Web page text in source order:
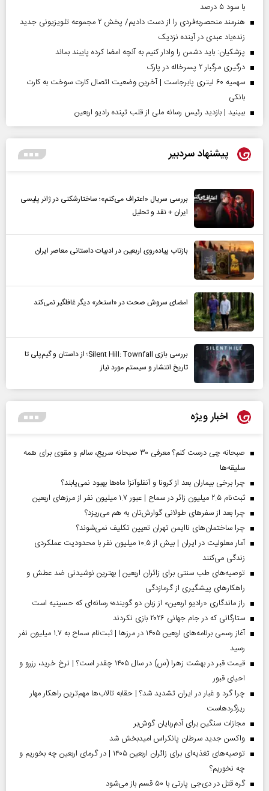
با سود ۵ درصد
هنرمند منحصر‌به‌فردی را از دست دادیم/ پخش ۲ مجموعه تلویزیونی جدید
زنده‌یاد عبدی در آینده نزدیک
پزشکیان: باید دشمن را وادار کنیم به آنچه امضا کرده پایبند بماند
درگیری مرگبار ۲ پسرخاله در پارک
سهمیه ۶۰ لیتری پابرجاست | آخرین وضعیت اتصال کارت سوخت به کارت
بانکی
ببینید | بازدید رئیس رسانه ملی از قلب تپنده رادیو اربعین
پیشنهاد سردبیر
بررسی سریال «اعتراف می‌کنم»؛ ساختارشکنی در ژانر پلیسی
ایران + نقد و تحلیل
بازتاب پیاده‌روی اربعین در ادبیات داستانی معاصر ایران
امضای سروش صحت در «استخر» دیگر غافلگیر نمی‌کند
بررسی بازی Silent Hill: Townfall؛ از داستان و گیم‌پلی تا
تاریخ انتشار و سیستم مورد نیاز
اخبار ویژه
صبحانه چی درست کنم؟ معرفی ۳۰ صبحانه سریع، سالم و مقوی برای همه
سلیقه‌ها
چرا برخی بیماران بعد از کرونا و آنفلوآنزا ماه‌ها بهبود نمی‌یابند؟
ثبت‌نام ۲.۵ میلیون زائر در سماح | عبور ۱.۷ میلیون نفر از مرز‌های اربعین
چرا بعد از سفرهای طولانی گوارش‌تان به هم می‌ریزد؟
چرا ساختمان‌های ناایمن تهران تعیین تکلیف نمی‌شوند؟
آمار معلولیت در ایران | بیش از ۱۰.۵ میلیون نفر با محدودیت عملکردی
زندگی می‌کنند
توصیه‌های طب سنتی برای زائران اربعین | بهترین نوشیدنی ضد عطش و
راهکارهای پیشگیری از گرمازدگی
راز ماندگاری «رادیو اربعین» از زبان دو گوینده؛ رسانه‌ای که حسینیه است
ستارگانی که در جام جهانی ۲۰۲۶ بازی نکردند
آغاز رسمی برنامه‌های اربعین ۱۴۰۵ در مرز‌ها | ثبت‌نام سماح به ۱.۷ میلیون نفر
رسید
قیمت قبر در بهشت زهرا (س) در سال ۱۴۰۵ چقدر است؟ | نرخ خرید، رزرو و
احیای قبور
چرا گرد و غبار در ایران تشدید شد؟ | حقابه تالاب‌ها مهم‌ترین راهکار مهار
ریزگردهاست
مجازات سنگین برای آدم‌ربایان گوش‌بر
واکسن جدید سرطان پانکراس امیدبخش شد
توصیه‌های تغذیه‌ای برای زائران اربعین ۱۴۰۵ | در گرمای اربعین چه بخوریم و
چه نخوریم؟
گره قتل در دی‌جی پارتی با ۵۰ قسم باز می‌شود